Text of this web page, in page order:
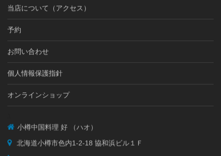
当店について（アクセス）
予約
お問い合わせ
個人情報保護指針
オンラインショップ
小樽中国料理 好 （ハオ）
北海道小樽市色内1-2-18 協和浜ビル１Ｆ